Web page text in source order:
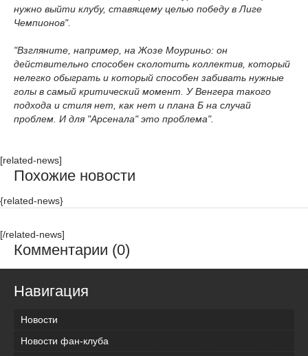
нужно выйти клубу, ставящему целью победу в Лиге
Чемпионов".
"Взгляните, например, на Жозе Моуриньо: он
действительно способен сколотить коллектив, который
нелегко обыграть и который способен забивать нужные
голы в самый критический момент. У Венгера такого
подхода и стиля нет, как нет и плана Б на случай
проблем. И для "Арсенала" это проблема".
[related-news]
Похожие новости
{related-news}
[/related-news]
Комментарии (0)
Навигация
Новости
Новости фан-клуба